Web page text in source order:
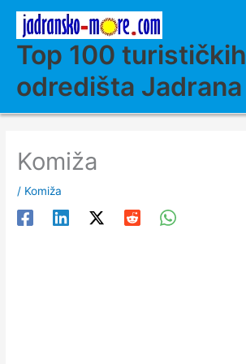
contentTop 100 turističkih
odredišta Jadrana
Komiža
/ Komiža